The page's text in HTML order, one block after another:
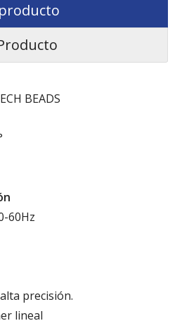
BEADS
60Hz
precisión.
lineal